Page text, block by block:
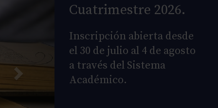
Cuatrimestre 2026.
Inscripción abierta desde
el 30 de julio al 4 de agosto
a través del Sistema
Académico.